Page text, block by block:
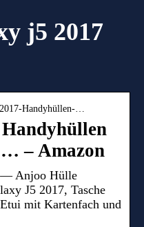
j5 2017
Handyhüllen-…
– Amazon
— Anjoo Hülle
J5 2017, Tasche
mit Kartenfach und